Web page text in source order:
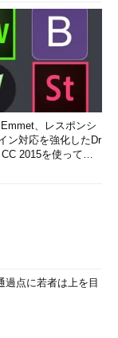
、レスポンシ
ン対応を強化したDr
2015を使って
過点に若者は上を目